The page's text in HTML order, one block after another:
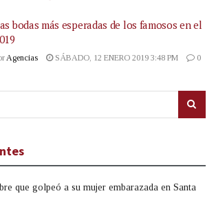
bodas más esperadas de los famosos en el
Agencias SÁBADO, 12 ENERO 2019 3:48 PM 0
que golpeó a su mujer embarazada en Santa